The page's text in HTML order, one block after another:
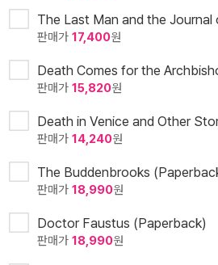
The Last Man and the
판매가 17,400원
Death Comes for the
판매가 15,820원
Death in Venice and Other
판매가 14,240원
The Buddenbrooks
판매가 18,990원
Doctor Faustus (Paperback)
판매가 18,990원